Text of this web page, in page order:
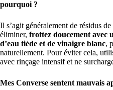
pourquoi ?
Il s’agit généralement de résidus
éliminer, frottez doucement avec
d’eau tiède et de vinaigre blanc,
naturellement. Pour éviter cela,
avec rinçage intensif et ne
Mes Converse sentent mauvais